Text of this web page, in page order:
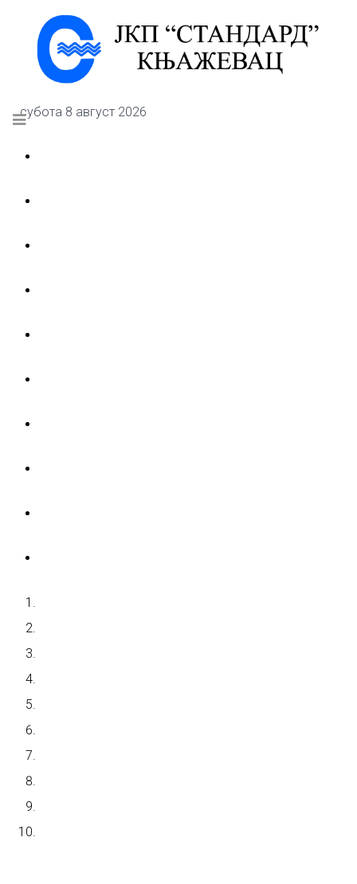
субота 8 август 2026